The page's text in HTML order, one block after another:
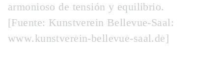
armonioso de tensión y equilibrio.
[Fuente: Kunstverein Bellevue-Saal:
www.kunstverein-bellevue-saal.de]